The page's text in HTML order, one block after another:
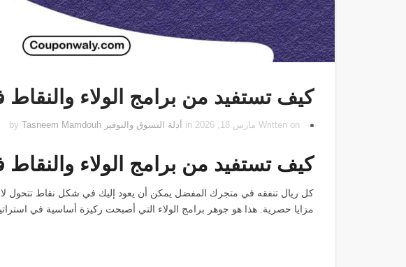
كيف تستفيد من برامج الولاء
Written on مارس 18, 2026 in أدلة التسوق والتوفير Tasneem Mamdouh
كيف تستفيد من برامج الولاء
كل ريال تنفقه في متجرك المفضل يمكن أن يعود إليك في شكل نقاط تتحول
مزايا حصرية. هذا هو جوهر برامج الولاء التي أصبحت ركيزة أساسية في